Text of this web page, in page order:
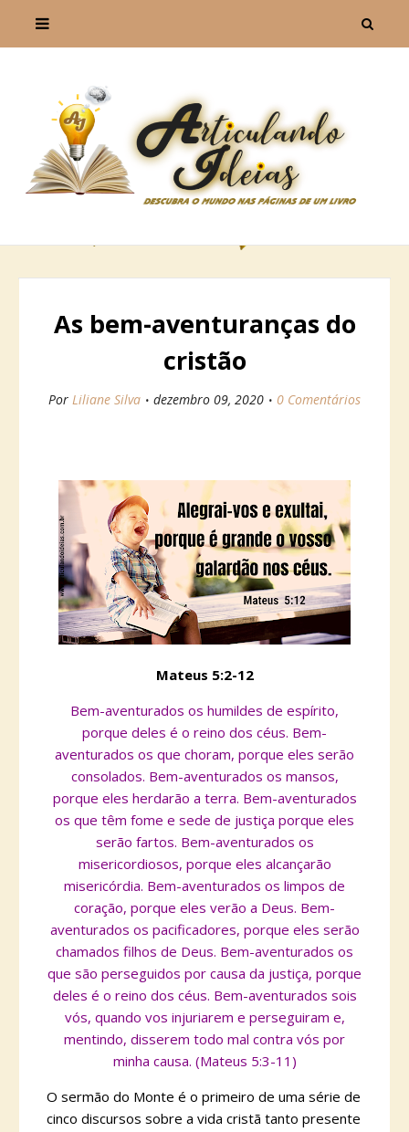
As bem-aventuranças do
cristão
Por Liliane Silva dezembro 09, 2020 0 Comentários
Mateus 5:2-12
Bem-aventurados os humildes de espírito,
porque deles é o reino dos céus. Bem-
aventurados os que choram, porque eles serão
consolados. Bem-aventurados os mansos,
porque eles herdarão a terra. Bem-aventurados
os que têm fome e sede de justiça porque eles
serão fartos. Bem-aventurados os
misericordiosos, porque eles alcançarão
misericórdia. Bem-aventurados os limpos de
coração, porque eles verão a Deus. Bem-
aventurados os pacificadores, porque eles serão
chamados filhos de Deus. Bem-aventurados os
que são perseguidos por causa da justiça, porque
deles é o reino dos céus. Bem-aventurados sois
vós, quando vos injuriarem e perseguiram e,
mentindo, disserem todo mal contra vós por
minha causa. (Mateus 5:3-11)
O sermão do Monte é o primeiro de uma série de
cinco discursos sobre a vida cristã tanto presente